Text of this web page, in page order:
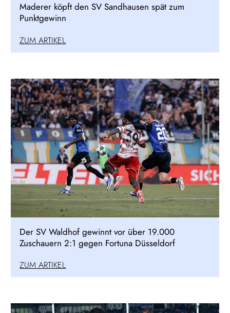
Maderer köpft den SV Sandhausen spät zum
Punktgewinn
ZUM ARTIKEL
Der SV Waldhof gewinnt vor über 19.000
Zuschauern 2:1 gegen Fortuna Düsseldorf
ZUM ARTIKEL